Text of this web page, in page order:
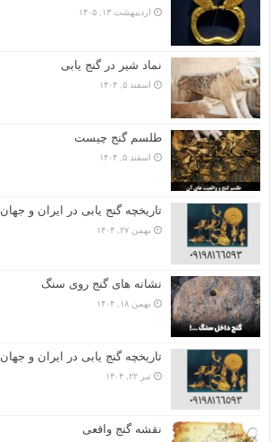
اردیبهشت ۱۳, ۱۴۰۵
نماد شیر در گنج یابی
اسفند ۵, ۱۴۰۴
طلسم گنج چیست
اسفند ۵, ۱۴۰۴
تاریخچه گنج‌ یابی در ایران و جهان
بهمن ۲۷, ۱۴۰۴
نشانه های گنج روی سنگ
بهمن ۱۸, ۱۴۰۴
تاریخچه گنج‌ یابی در ایران و جهان
تیر ۲۲, ۱۴۰۴
نقشه گنج واقعی